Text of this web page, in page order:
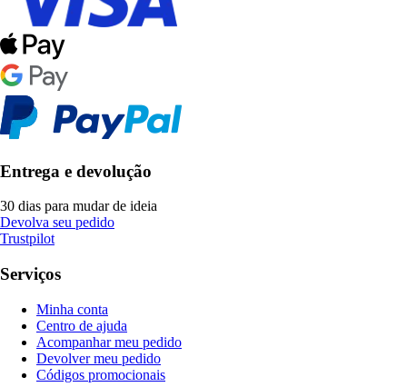
Entrega e devolução
30 dias para mudar de ideia
Devolva seu pedido
Trustpilot
Serviços
Minha conta
Centro de ajuda
Acompanhar meu pedido
Devolver meu pedido
Códigos promocionais